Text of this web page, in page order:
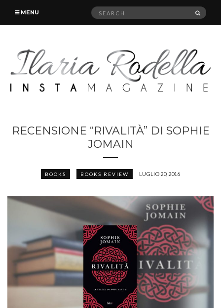
MENU
Search
RECENSIONE “RIVALITÀ” DI SOPHIE
JOMAIN
BOOKS BOOKS REVIEW LUGLIO 20, 2016